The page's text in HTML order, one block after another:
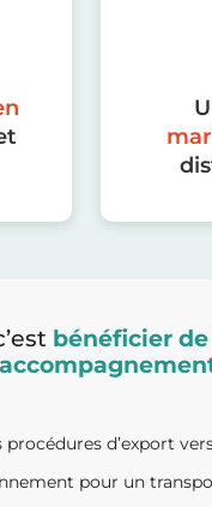
bénéficier
d’export
pour un